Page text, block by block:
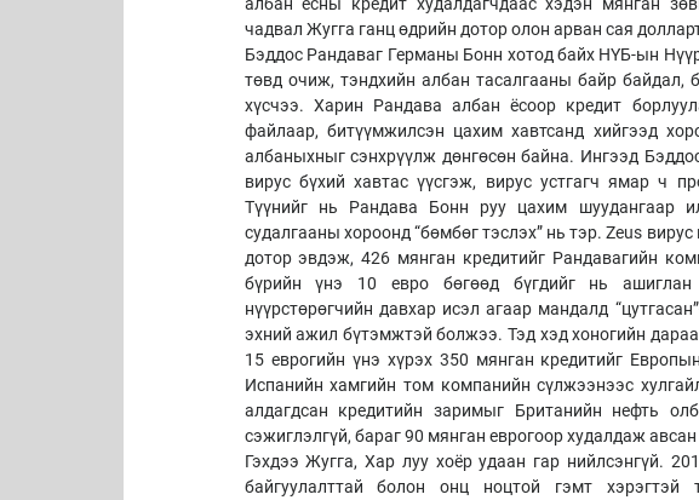
чадвал Жугга ганц өдрийн дотор олон арван сая
Бэддос Рандаваг Германы Бонн хотод байх НҮБ-ын
төвд очиж, тэндхийн албан тасалгааны байр байдал,
хүсчээ. Харин Рандава албан ёсоор кредит
файлаар, битүүмжилсэн цахим хавтсанд хийгээд
албаныхныг сэнхрүүлж дөнгөсөн байна. Ингээд
вирус бүхий хавтас үүсгэж, вирус устгагч ямар ч
Түүнийг нь Рандава Бонн руу цахим шуудангаар
судалгааны хороонд “бөмбөг тэслэх” нь тэр. Zeus
дотор эвдэж, 426 мянган кредитийг Рандавагийн
бүрийн үнэ 10 евро бөгөөд бүгдийг нь ашиглан
нүүрстөрөгчийн давхар исэл агаар мандалд
эхний ажил бүтэмжтэй болжээ. Тэд хэд хоногийн дараа
15 еврогийн үнэ хүрэх 350 мянган кредитийг
Испанийн хамгийн том компанийн сүлжээнээс
алдагдсан кредитийн заримыг Британийн нефть
сэжиглэлгүй, бараг 90 мянган еврогоор худалдаж
Гэхдээ Жугга, Хар луу хоёр удаан гар нийлсэнгүй.
байгуулалттай болон онц ноцтой гэмт хэрэгтэй